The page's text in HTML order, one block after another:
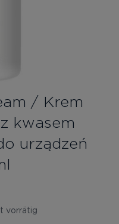
/ Krem
kwasem
urządzeń
vorrätig